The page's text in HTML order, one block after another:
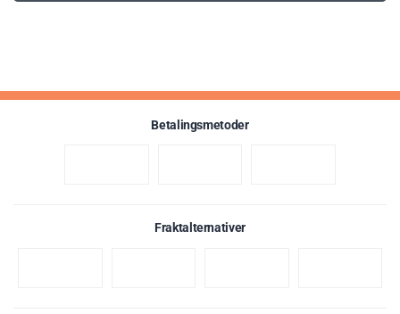
Betalingsmetoder
Fraktalternativer